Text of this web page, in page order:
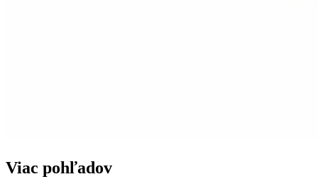
Viac pohľadov